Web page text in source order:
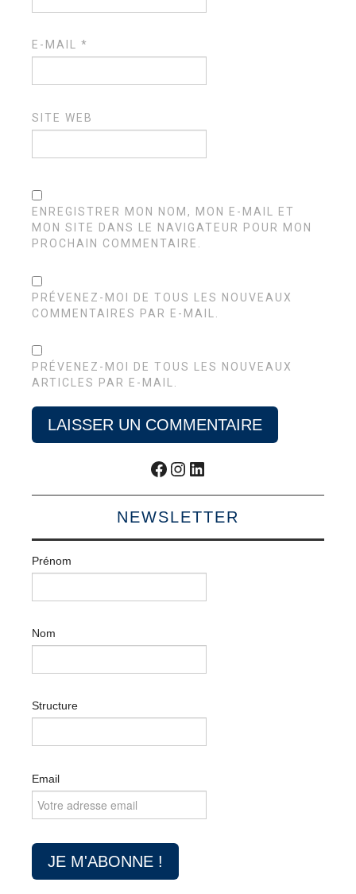
E-MAIL*
SITE WEB
ENREGISTRER MON NOM, MON E-MAIL ET
MON SITE DANS LE NAVIGATEUR POUR MON
PROCHAIN COMMENTAIRE.
PRÉVENEZ-MOI DE TOUS LES NOUVEAUX
COMMENTAIRES PAR E-MAIL.
PRÉVENEZ-MOI DE TOUS LES NOUVEAUX
ARTICLES PAR E-MAIL.
Facebook
Instagram
LinkedIn
NEWSLETTER
Prénom
Nom
Structure
Email